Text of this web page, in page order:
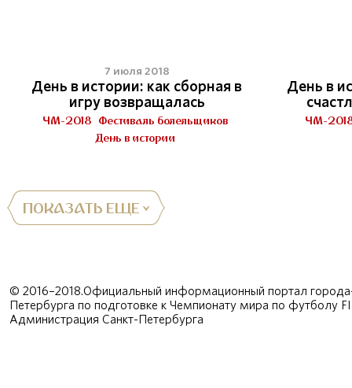
7 июля 2018
День в истории: как сборная в
игру возвращалась
ЧМ-2018 Фестиваль болельщиков
День в истории
День в
ЧМ-
ПОКАЗАТЬ ЕЩЕ
© 2016–2018.Официальный информационный портал
Петербурга по подготовке к Чемпионату мира по футболу
Администрация Санкт-Петербурга